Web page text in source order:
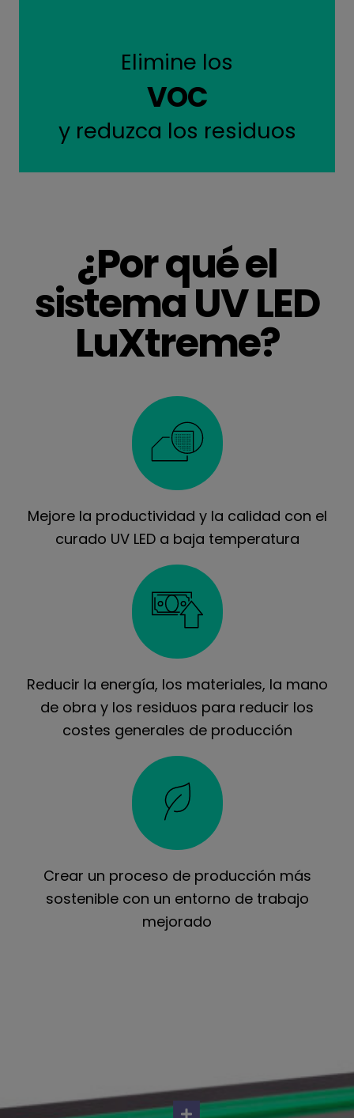
Elimine los
VOC
y reduzca los residuos
¿Por qué el
sistema UV LED
LuXtreme?
Mejore la productividad y la calidad con el
curado UV LED a baja temperatura
Reducir la energía, los materiales, la mano
de obra y los residuos para reducir los
costes generales de producción
Crear un proceso de producción más
sostenible con un entorno de trabajo
mejorado